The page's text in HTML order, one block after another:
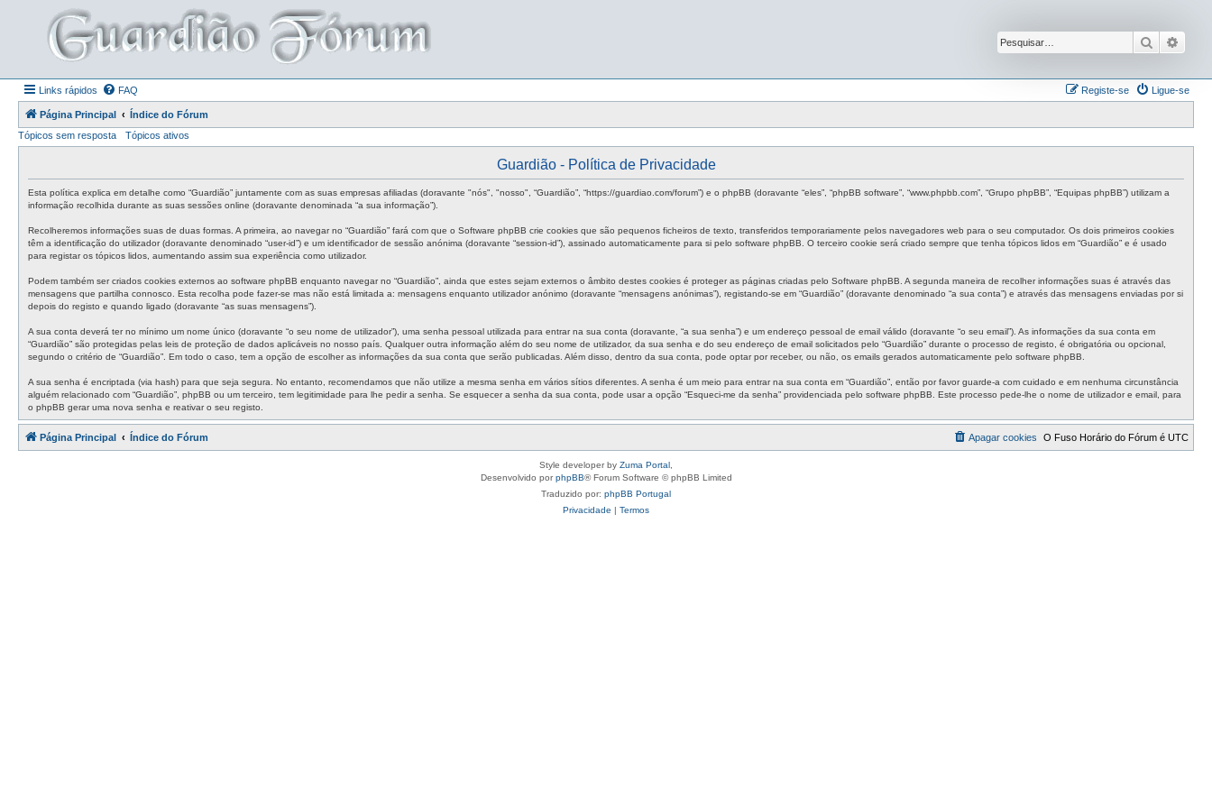
Pesquisar
Links rápidos FAQ Ligue-se
Registe-se
Página Principal
Índice do Fórum
Tópicos sem resposta
Tópicos ativos
Guardião - Política de Privacidade
Esta política explica em detalhe como “Guardião” juntamente com as suas empresas afiliadas (doravante "nós", "nosso", “Guardião”, “https://guardiao.com/forum”) e o phpBB (doravante “eles”, “phpBB software”, “www.phpbb.com”, “Grupo phpBB”, “Equipas phpBB”) utilizam a
informação recolhida durante as suas sessões online (doravante denominada “a sua informação”).
Recolheremos informações suas de duas formas. A primeira, ao navegar no “Guardião” fará com que o Software phpBB crie cookies que são pequenos ficheiros de texto, transferidos temporariamente pelos navegadores web para o seu computador. Os dois primeiros cookies
têm a identificação do utilizador (doravante denominado “user-id”) e um identificador de sessão anónima (doravante “session-id”), assinado automaticamente para si pelo software phpBB. O terceiro cookie será criado sempre que tenha tópicos lidos em “Guardião” e é usado
para registar os tópicos lidos, aumentando assim sua experiência como utilizador.
Podem também ser criados cookies externos ao software phpBB enquanto navegar no “Guardião”, ainda que estes sejam externos o âmbito destes cookies é proteger as páginas criadas pelo Software phpBB. A segunda maneira de recolher informações suas é através das
mensagens que partilha connosco. Esta recolha pode fazer-se mas não está limitada a: mensagens enquanto utilizador anónimo (doravante “mensagens anónimas”), registando-se em “Guardião” (doravante denominado “a sua conta”) e através das mensagens enviadas por si
depois do registo e quando ligado (doravante “as suas mensagens”).
A sua conta deverá ter no mínimo um nome único (doravante “o seu nome de utilizador”), uma senha pessoal utilizada para entrar na sua conta (doravante, “a sua senha”) e um endereço pessoal de email válido (doravante “o seu email”). As informações da sua conta em
“Guardião” são protegidas pelas leis de proteção de dados aplicáveis no nosso país. Qualquer outra informação além do seu nome de utilizador, da sua senha e do seu endereço de email solicitados pelo “Guardião” durante o processo de registo, é obrigatória ou opcional,
segundo o critério de “Guardião”. Em todo o caso, tem a opção de escolher as informações da sua conta que serão publicadas. Além disso, dentro da sua conta, pode optar por receber, ou não, os emails gerados automaticamente pelo software phpBB.
A sua senha é encriptada (via hash) para que seja segura. No entanto, recomendamos que não utilize a mesma senha em vários sítios diferentes. A senha é um meio para entrar na sua conta em “Guardião”, então por favor guarde-a com cuidado e em nenhuma circunstância
alguém relacionado com “Guardião”, phpBB ou um terceiro, tem legitimidade para lhe pedir a senha. Se esquecer a senha da sua conta, pode usar a opção “Esqueci-me da senha” providenciada pelo software phpBB. Este processo pede-lhe o nome de utilizador e email, para
o phpBB gerar uma nova senha e reativar o seu registo.
Página Principal Índice do Fórum O Fuso Horário do Fórum é UTC
Apagar cookies
Style developer by Zuma Portal
Desenvolvido porphpBB® Forum Software © phpBB Limited
Traduzido por: phpBB Portugal
Privacidade | Termos